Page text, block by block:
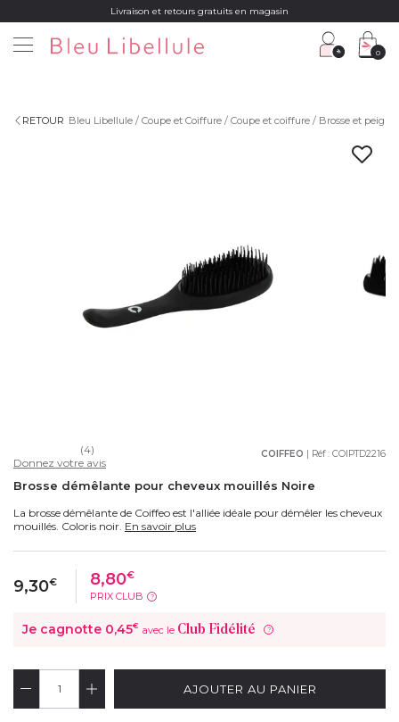
Livraison et retours gratuits en magasin
0
RETOUR Bleu Libellule Coupe et Coiffure Coupe et coiffure Brosse et peigne
COIFFEO | Réf : COIPTD2216
(4)
Donnez votre avis
Brosse démêlante pour cheveux mouillés Noire
La brosse démêlante de Coiffeo est l'alliée idéale pour démêler les cheveux
mouillés. Coloris noir. En savoir plus
9,30€ 8,80€
PRIX CLUB ?
Je cagnotte 0,45€ avec le Club Fidélité ?
AJOUTER AU PANIER